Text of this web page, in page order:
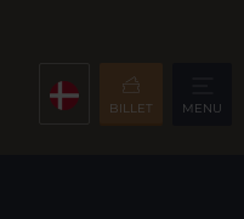
BILLET MENU